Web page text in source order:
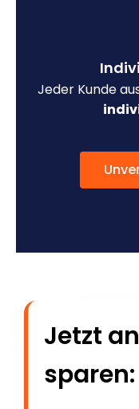
Jeder Kunde
Jetzt
sparen: